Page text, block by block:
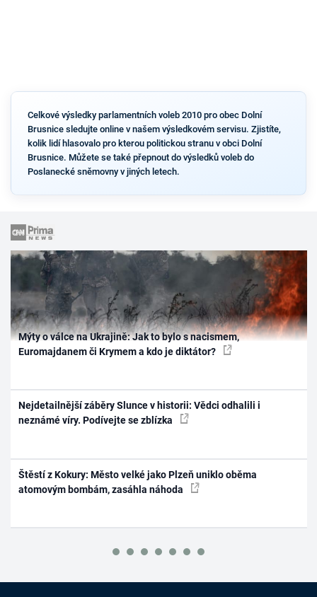
Celkové výsledky parlamentních voleb 2010 pro obec Dolní
Brusnice sledujte online v našem výsledkovém servisu. Zjistíte,
kolik lidí hlasovalo pro kterou politickou stranu v obci Dolní
Brusnice. Můžete se také přepnout do výsledků voleb do
Poslanecké sněmovny v jiných letech.
Mýty o válce na Ukrajině: Jak to bylo s nacismem,
Euromajdanem či Krymem a kdo je diktátor?
Nejdetailnější záběry Slunce v historii: Vědci odhalili i
neznámé víry. Podívejte se zblízka
Štěstí z Kokury: Město velké jako Plzeň uniklo oběma
atomovým bombám, zasáhla náhoda